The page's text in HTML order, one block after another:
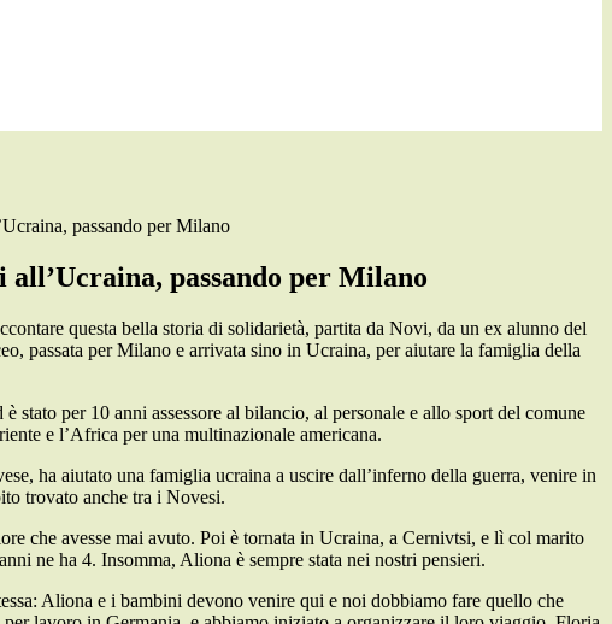
passando per Milano
all’Ucraina, passando per Milano
questa bella storia di solidarietà, partita da Novi, da un ex alunno del
passata per Milano e arrivata sino in Ucraina, per aiutare la famiglia della
per 10 anni assessore al bilancio, al personale e allo sport del comune
e l’Africa per una multinazionale americana.
ha aiutato una famiglia ucraina a uscire dall’inferno della guerra, venire in
trovato anche tra i Novesi.
che avesse mai avuto. Poi è tornata in Ucraina, a Cernivtsi, e lì col marito
ne ha 4. Insomma, Aliona è sempre stata nei nostri pensieri.
Aliona e i bambini devono venire qui e noi dobbiamo fare quello che